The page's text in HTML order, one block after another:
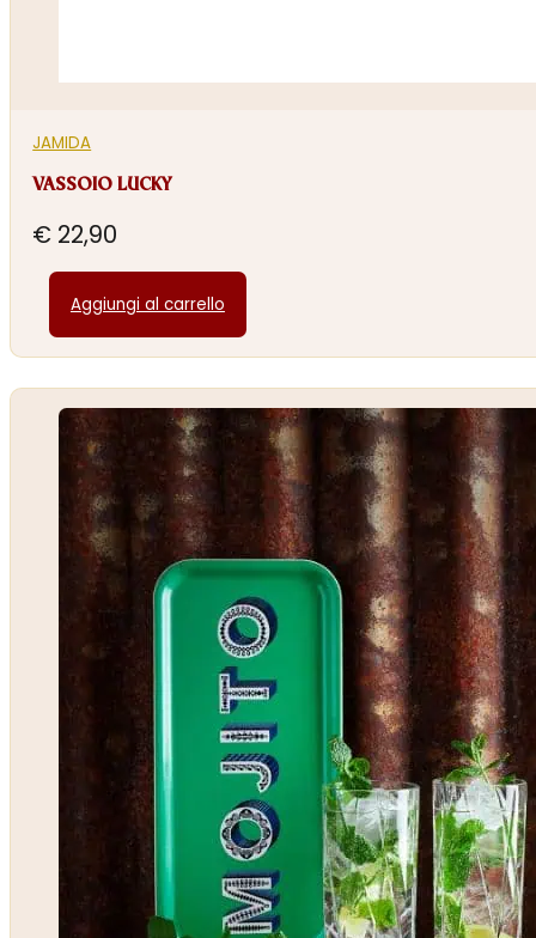
JAMIDA
VASSOIO LUCKY
€ 22,90
Aggiungi al carrello